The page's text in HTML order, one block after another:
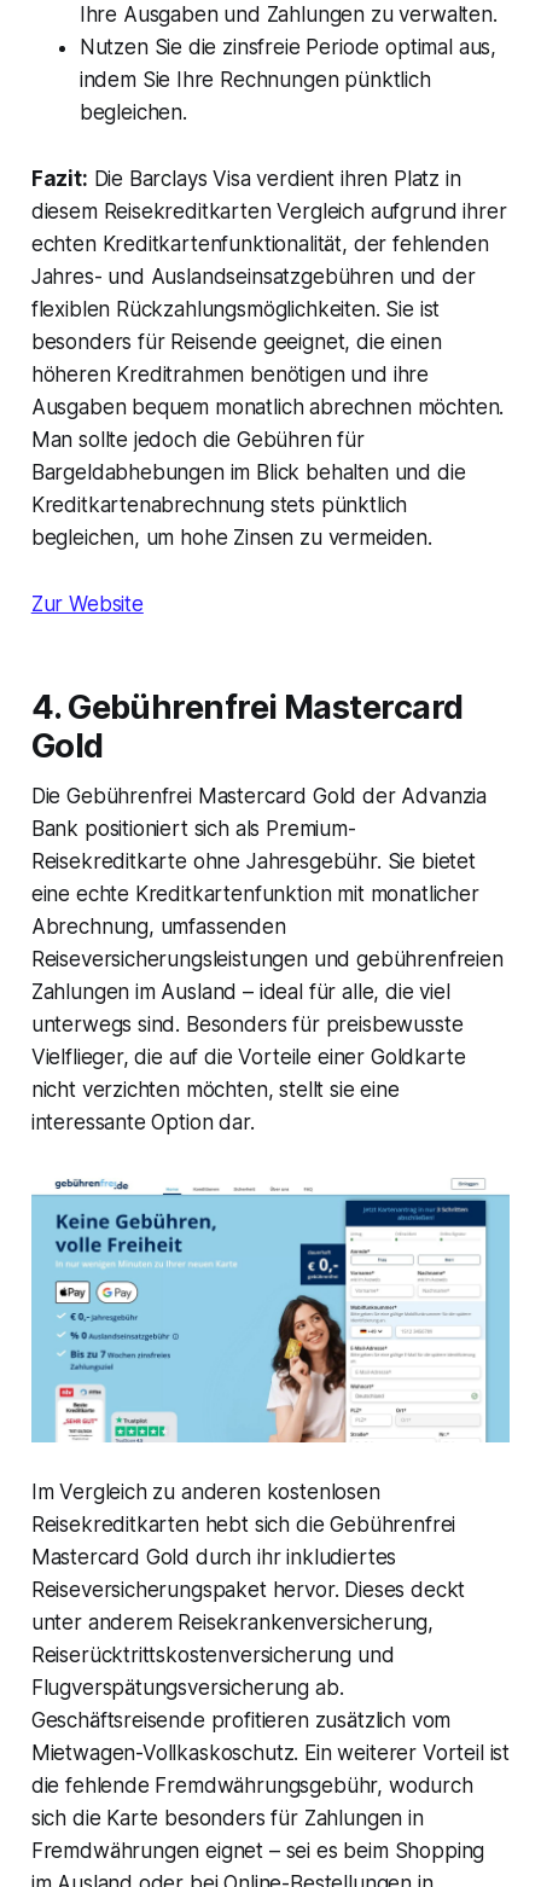
Ihre Ausgaben und Zahlungen zu verwalten.
Nutzen Sie die zinsfreie Periode optimal aus,
indem Sie Ihre Rechnungen pünktlich
begleichen.
Fazit: Die Barclays Visa verdient ihren Platz in
diesem Reisekreditkarten Vergleichaufgrund ihrer
echten Kreditkartenfunktionalität, der fehlenden
Jahres- und Auslandseinsatzgebühren und der
flexiblen Rückzahlungsmöglichkeiten. Sie ist
besonders für Reisende geeignet, die einen
höheren Kreditrahmen benötigen und ihre
Ausgaben bequem monatlich abrechnen möchten.
Man sollte jedoch die Gebühren für
Bargeldabhebungen im Blick behalten und die
Kreditkartenabrechnung stets pünktlich
begleichen, um hohe Zinsen zu vermeiden.
Zur Website
4. Gebührenfrei Mastercard
Gold
Die Gebührenfrei Mastercard Gold der Advanzia
Bank positioniert sich als Premium-
Reisekreditkarte ohne Jahresgebühr. Sie bietet
eine echte Kreditkartenfunktion mit monatlicher
Abrechnung, umfassenden
Reiseversicherungsleistungen und gebührenfreien
Zahlungen im Ausland – ideal für alle, die viel
unterwegs sind. Besonders für preisbewusste
Vielflieger, die auf die Vorteile einer Goldkarte
nicht verzichten möchten, stellt sie eine
interessante Option dar.
Im Vergleich zu anderen kostenlosen
Reisekreditkarten hebt sich die Gebührenfrei
Mastercard Gold durch ihr inkludiertes
Reiseversicherungspaket hervor. Dieses deckt
unter anderem Reisekrankenversicherung,
Reiserücktrittskostenversicherung und
Flugverspätungsversicherung ab.
Geschäftsreisende profitieren zusätzlich vom
Mietwagen-Vollkaskoschutz. Ein weiterer Vorteil ist
die fehlende Fremdwährungsgebühr, wodurch
sich die Karte besonders für Zahlungen in
Fremdwährungen eignet – sei es beim Shopping